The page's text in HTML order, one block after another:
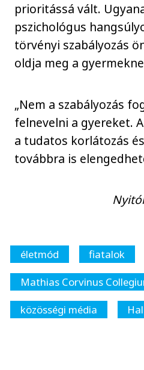
prioritássá vált.
pszichológus
törvényi szabályozás
oldja meg a
„Nem a szabályozás
felnevelni a gyereket.
a tudatos korlátozás
továbbra is
életmód fiatalok
Mathias Corvinus
közösségi média